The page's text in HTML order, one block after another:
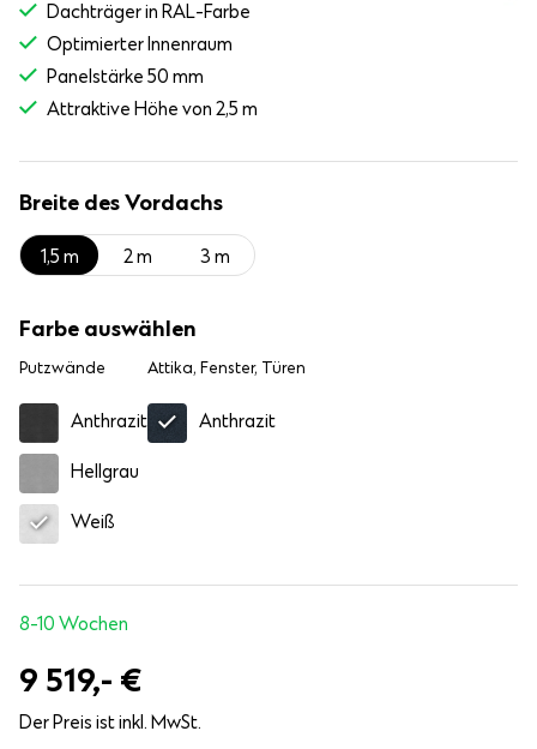
Dachträger in RAL-Farbe
Optimierter Innenraum
Panelstärke 50 mm
Attraktive Höhe von 2,5 m
Breite des Vordachs
1,5 m 2 m 3 m
Farbe auswählen
Putzwände
Anthrazit
Hellgrau
Weiß
Attika, Fenster, Türen
Anthrazit
8-10 Wochen
9 519,- €
Der Preis ist inkl. MwSt.